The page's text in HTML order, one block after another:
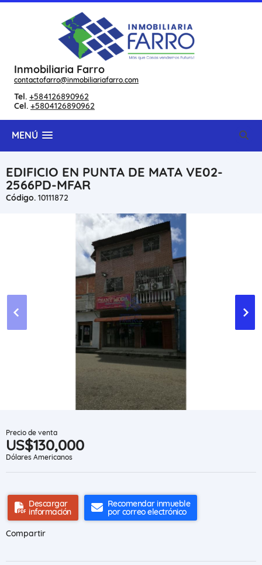
Inmobiliaria Farro
contactofarro@inmobiliariafarro.com
Tel. +584126890962
Cel. +5804126890962
MENÚ
EDIFICIO EN PUNTA DE MATA VE02-
2566PD-MFAR
Código. 10111872
Precio de venta
US$130,000
Dólares Americanos
Descargar
información
Recomendar inmueble
por correo electrónico
Compartir